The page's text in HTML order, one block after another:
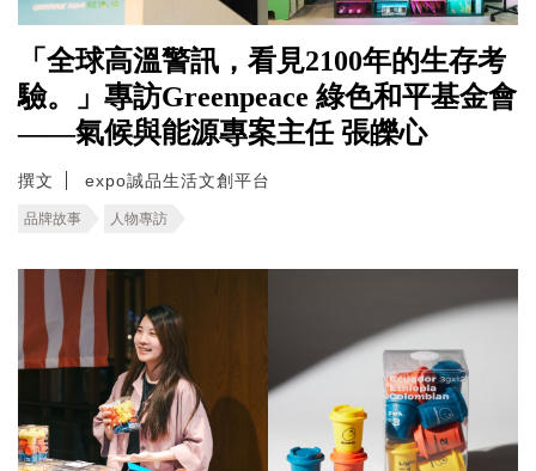
「全球高溫警訊，看見2100年的生存考
驗。」專訪Greenpeace 綠色和平基金會
——氣候與能源專案主任 張皪心
撰文 expo誠品生活文創平台
品牌故事 人物專訪